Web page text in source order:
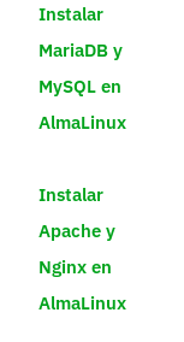
Instalar
MariaDB y
MySQL en
AlmaLinux
Instalar
Apache y
Nginx en
AlmaLinux